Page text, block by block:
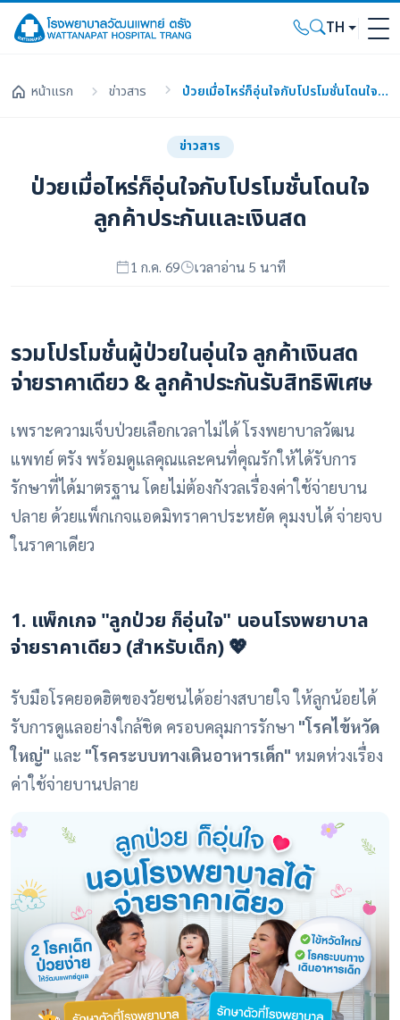
TH
หน้าแรก ข่าวสาร ป่วยเมื่อไหร่ก็อุ่นใจกับโปรโมชั่นโดนใจลูกค้าประกันและเงินสด
ข่าวสาร
ป่วยเมื่อไหร่ก็อุ่นใจกับโปรโมชั่นโดนใจ
ลูกค้าประกันและเงินสด
1 ก.ค. 69 เวลาอ่าน 5 นาที
รวมโปรโมชั่นผู้ป่วยในอุ่นใจ ลูกค้าเงินสด
จ่ายราคาเดียว & ลูกค้าประกันรับสิทธิพิเศษ
เพราะความเจ็บป่วยเลือกเวลาไม่ได้ โรงพยาบาลวัฒน
แพทย์ ตรัง พร้อมดูแลคุณและคนที่คุณรักให้ได้รับการ
รักษาที่ได้มาตรฐาน โดยไม่ต้องกังวลเรื่องค่าใช้จ่ายบาน
ปลาย ด้วยแพ็กเกจแอดมิทราคาประหยัด คุมงบได้ จ่ายจบ
ในราคาเดียว
1. แพ็กเกจ "ลูกป่วย ก็อุ่นใจ" นอนโรงพยาบาล
จ่ายราคาเดียว (สำหรับเด็ก) 💖
รับมือโรคยอดฮิตของวัยซนได้อย่างสบายใจ ให้ลูกน้อยได้
รับการดูแลอย่างใกล้ชิด ครอบคลุมการรักษา "โรคไข้หวัด
ใหญ่" และ "โรคระบบทางเดินอาหารเด็ก" หมดห่วงเรื่อง
ค่าใช้จ่ายบานปลาย